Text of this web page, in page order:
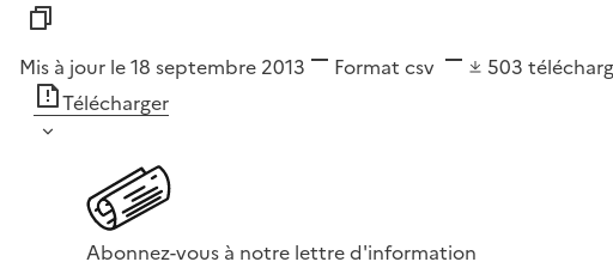
Mis à jour le 18 septembre 2013 Format csv 503
Télécharger
Abonnez-vous à notre lettre d'information